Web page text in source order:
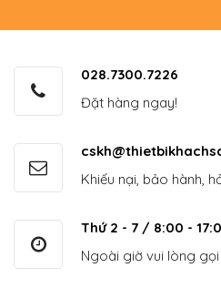
028.7300.7226
Đặt hàng ngay!
Khiếu nại, bảo hành,
Thứ 2 - 7 / 8:00 -
Ngoài giờ vui lòng